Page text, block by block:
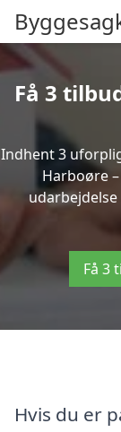
Få 3
Indhent 3
Harboøre
Få 3
Hvis du er